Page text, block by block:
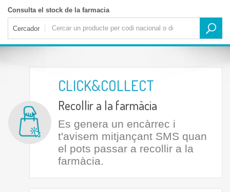
Consulta el stock de la farmacia
Cercador
CLICK&COLLECT
Recollir a la farmàcia
Es genera un encàrrec i
t'avisem mitjançant SMS quan
el pots passar a recollir a la
farmàcia.